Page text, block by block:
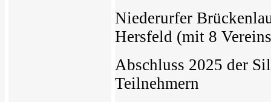
Niederurfer
Hersfeld (mit 8
Abschluss 2025 der
Teilnehmern